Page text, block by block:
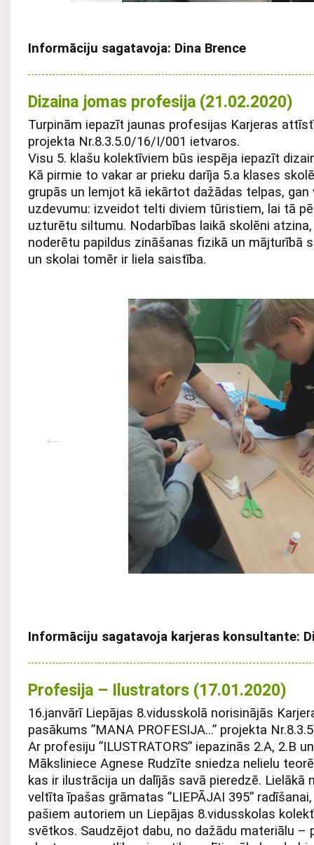
Informāciju sagatavoja: Dina Brence
Dizaina jomas profesija (21.02.2020)
Turpinām iepazīt jaunas profesijas Karjeras
projekta Nr.8.3.5.0/16/I/001 ietvaros.
Visu 5. klašu kolektīviem būs iespēja iepazīt
Kā pirmie to vakar ar prieku darīja 5.a klases
grupās un lemjot kā iekārtot dažādas telpas,
uzdevumu: izveidot telti diviem tūristiem, lai tā
uzturētu siltumu. Nodarbības laikā skolēni
noderētu papildus zināšanas fizikā un mājturībā
un skolai tomēr ir liela saistība.
Informāciju sagatavoja karjeras konsultante:
Profesija – Ilustrators (17.01.2020)
16.janvārī Liepājas 8.vidusskolā norisinājās
pasākums ”MANA PROFESIJA…” projekta
Ar profesiju ”ILUSTRATORS” iepazinās 2.A, 2.B
Māksliniece Agnese Rudzīte sniedza nelielu
kas ir ilustrācija un dalījās savā pieredzē. Lielākā
veltīta īpašas grāmatas ”LIEPĀJAI 395”
pašiem autoriem un Liepājas 8.vidusskolas
svētkos. Saudzējot dabu, no dažādu materiālu –